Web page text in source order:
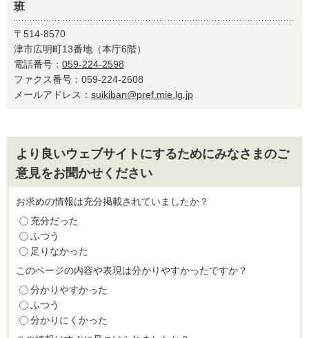
班
〒514-8570
津市広明町13番地（本庁6階）
電話番号： 059-224-2598
ファクス番号：059-224-2608
メールアドレス： suikiban@pref.mie.lg.jp
より良いウェブサイトにするためにみなさまのご
意見をお聞かせください
お求めの情報は充分掲載されていましたか？
充分だった
ふつう
足りなかった
このページの内容や表現は分かりやすかったですか？
分かりやすかった
ふつう
分かりにくかった